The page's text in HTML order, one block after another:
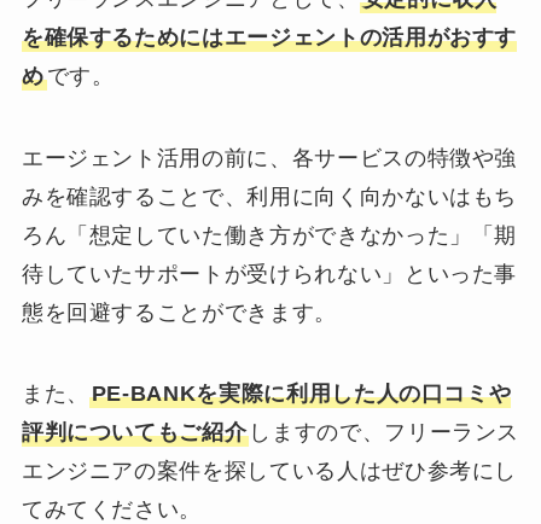
を確保するためにはエージェントの活用がおすす
めです。
エージェント活用の前に、各サービスの特徴や強
みを確認することで、利用に向く向かないはもち
ろん「想定していた働き方ができなかった」「期
待していたサポートが受けられない」といった事
態を回避することができます。
また、 PE-BANKを実際に利用した人の口コミや
評判についてもご紹介 しますので、フリーランス
エンジニアの案件を探している人はぜひ参考にし
てみてください。